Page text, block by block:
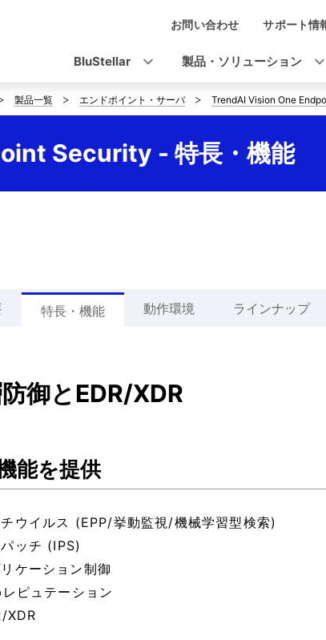
ゲ
ー
シ
お問い合わせ サポート情
BluStellar 製品・ソリューション
製品一覧 エンドポイント・サーバ TrendAI Vision One
Security - 特長・機能
特長・機能 動作環境 ラインナップ
御とEDR/XDR
能を提供
ウイルス (EPP/挙動監視/機械学習型検索)
ッチ (IPS)
ケーション制御
ピュテーション
XDR